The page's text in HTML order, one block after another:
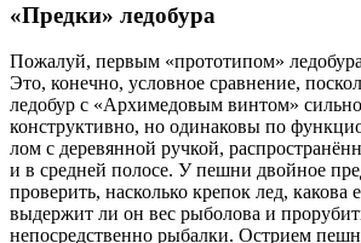
«Предки» ледобура
Пожалуй, первым «прототипом»
Это, конечно, условное сравнение,
ледобур с «Архимедовым винтом»
конструктивно, но одинаковы по
лом с деревянной ручкой,
и в средней полосе. У пешни двойное
проверить, насколько крепок лед, какова
выдержит ли он вес рыболова и
непосредственно рыбалки. Острием